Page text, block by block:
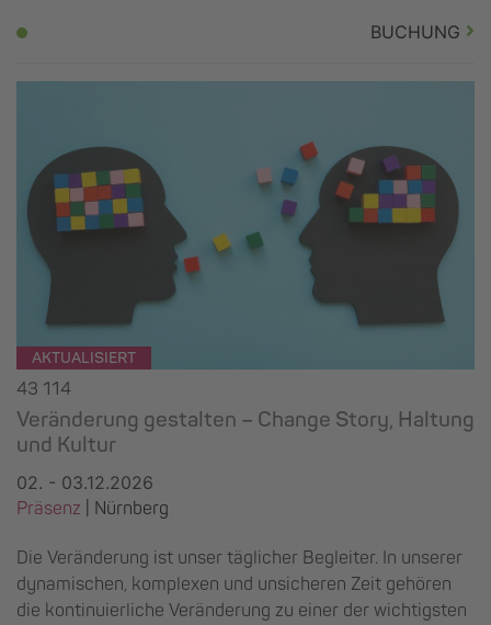
BUCHUNG
AKTUALISIERT
43 114
Veränderung gestalten – Change Story, Haltung
und Kultur
02. - 03.12.2026
Präsenz
Nürnberg
Die Veränderung ist unser täglicher Begleiter. In unserer
dynamischen, komplexen und unsicheren Zeit gehören
die kontinuierliche Veränderung zu einer der wichtigsten